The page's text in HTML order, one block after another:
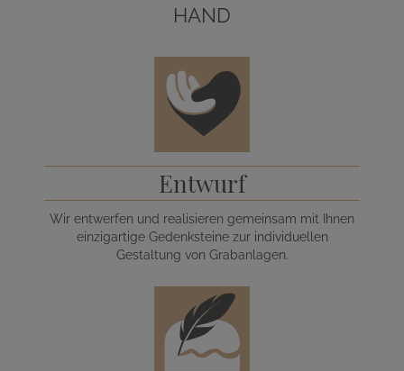
HAND
Entwurf
Wir entwerfen und realisieren gemeinsam mit Ihnen
einzigartige Gedenksteine zur individuellen
Gestaltung von Grabanlagen.